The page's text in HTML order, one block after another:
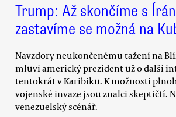
Trump: Až skončíme s
zastavíme se možná na
Navzdory neukončenému tažení na
mluví americký prezident už o další
tentokrát v Karibiku. K možnosti
vojenské invaze jsou znalci skeptičtí.
venezuelský scénář.